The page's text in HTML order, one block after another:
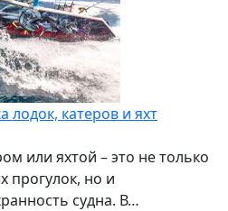
лодок, катеров и яхт
или яхтой – это не только
прогулок, но и
судна. В…